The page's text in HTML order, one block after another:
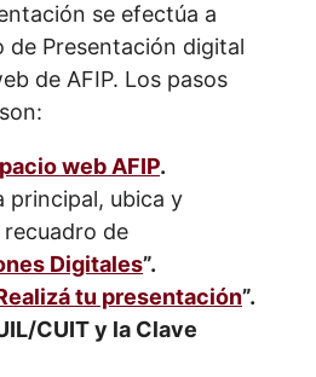
se efectúa a
de Presentación digital
de AFIP. Los pasos
web AFIP.
principal, ubica y
recuadro de
Digitales”.
tu presentación”.
CUIT y la Clave